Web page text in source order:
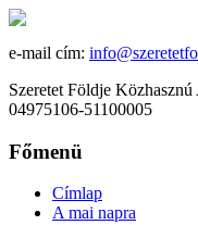
e-mail cím:
Szeretet Földje
04975106-51100005
Főmenü
Címlap
A mai napra